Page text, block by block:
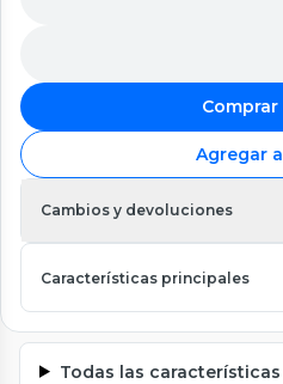
Comprar
Agregar
Cambios y devoluciones
Características principales
Todas las características